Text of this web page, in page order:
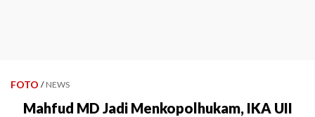
FOTO / NEWS
Mahfud MD Jadi Menkopolhukam, IKA UII